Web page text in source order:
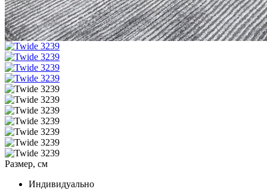
Размер, см
Индивидуально